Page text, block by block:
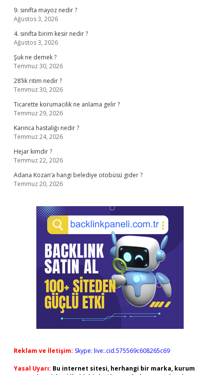
9. sınıfta mayoz nedir ?
Ağustos 3, 2026
4. sınıfta birim kesir nedir ?
Ağustos 3, 2026
Şuk ne demek ?
Temmuz 30, 2026
28’lik ritim nedir ?
Temmuz 30, 2026
Ticarette korumacilik ne anlama gelir ?
Temmuz 29, 2026
Karınca hastalığı nedir ?
Temmuz 24, 2026
Hejar kimdir ?
Temmuz 22, 2026
Adana Kozan’a hangi belediye otobüsü gider ?
Temmuz 20, 2026
Reklam ve İletişim: Skype: live:.cid.575569c608265c69
Yasal Uyarı: Bu internet sitesi, herhangi bir marka, kurum